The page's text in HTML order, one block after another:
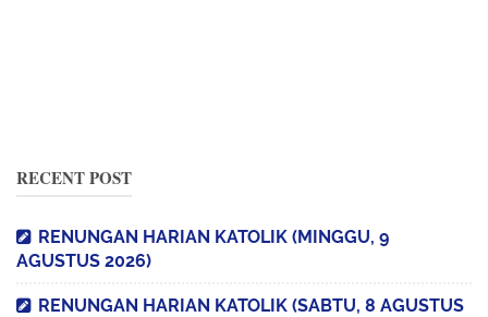
RECENT POST
RENUNGAN HARIAN KATOLIK (MINGGU, 9
AGUSTUS 2026)
RENUNGAN HARIAN KATOLIK (SABTU, 8 AGUSTUS